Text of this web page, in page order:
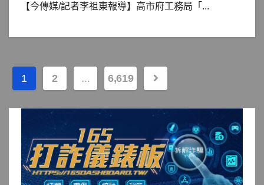
【今傳媒/記者李祖東報導】高市府工務局「...
文
章
頁
1 2 ... 6,619